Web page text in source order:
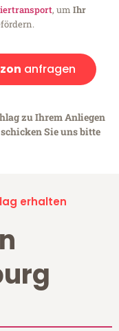
, um Ihr
anfragen
zu Ihrem Anliegen
Sie uns bitte
erhalten